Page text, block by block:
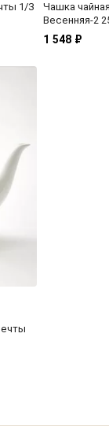
1/3
Чашка
Весенняя-2
1 548 ₽